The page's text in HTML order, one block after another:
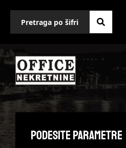
Podesite Parametre